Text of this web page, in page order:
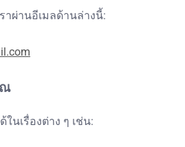
าผ่านอีเมลด้านล่างนี้:
ณ
นเรื่องต่าง ๆ เช่น: